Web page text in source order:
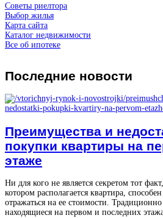
Советы риелтора
Выбор жилья
Карта сайта
Каталог недвижимости
Все об ипотеке
Последние новости
Преимущества и
покупки квартиры на
этаже
Ни для кого не является секретом тот
котором располагается квартира,
отражаться на ее стоимости.
находящиеся на первом и последних